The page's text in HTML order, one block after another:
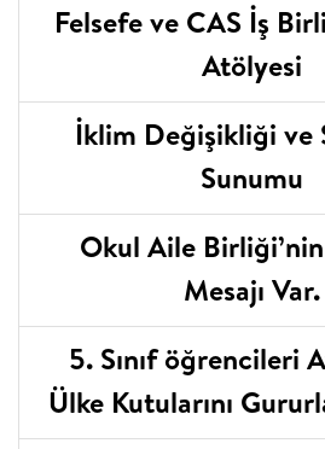
Felsefe ve CAS İş
Atölyesi
İklim Değişikliği ve
Sunumu
Okul Aile
Mesajı Var.
5. Sınıf öğrencileri
Ülke Kutularını